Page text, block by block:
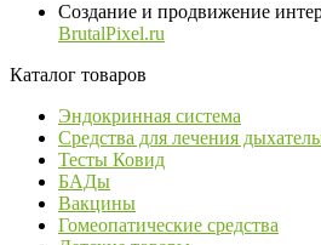
Создание и продвижение
BrutalPixel.ru
Каталог товаров
Эндокринная система
Средства для лечения
Тесты Ковид
БАДы
Вакцины
Гомеопатические средства